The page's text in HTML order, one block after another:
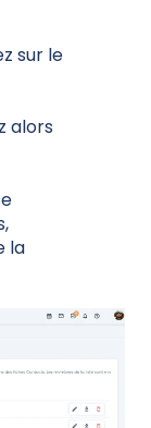
sur le
alors
la